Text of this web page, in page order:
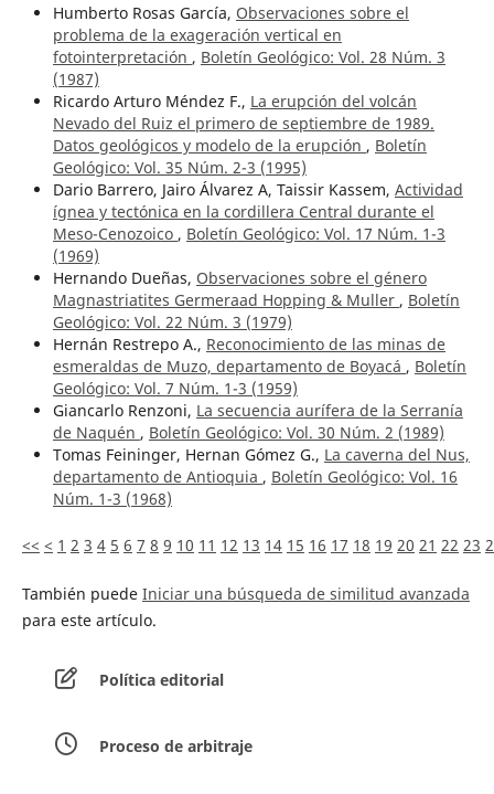
Humberto Rosas García, Observaciones sobre el
problema de la exageración vertical en
fotointerpretación , Boletín Geológico: Vol. 28 Núm. 3
(1987)
Ricardo Arturo Méndez F., La erupción del volcán
Nevado del Ruiz el primero de septiembre de 1989.
Datos geológicos y modelo de la erupción , Boletín
Geológico: Vol. 35 Núm. 2-3 (1995)
Dario Barrero, Jairo Álvarez A, Taissir Kassem, Actividad
ígnea y tectónica en la cordillera Central durante el
Meso-Cenozoico , Boletín Geológico: Vol. 17 Núm. 1-3
(1969)
Hernando Dueñas, Observaciones sobre el género
Magnastriatites Germeraad Hopping & Muller , Boletín
Geológico: Vol. 22 Núm. 3 (1979)
Hernán Restrepo A., Reconocimiento de las minas de
esmeraldas de Muzo, departamento de Boyacá , Boletín
Geológico: Vol. 7 Núm. 1-3 (1959)
Giancarlo Renzoni, La secuencia aurífera de la Serranía
de Naquén , Boletín Geológico: Vol. 30 Núm. 2 (1989)
Tomas Feininger, Hernan Gómez G., La caverna del Nus,
departamento de Antioquia , Boletín Geológico: Vol. 16
Núm. 1-3 (1968)
<< < 1 2 3 4 5 6 7 8 9 10 11 12 13 14 15 16 17 18 19 20 21 22 23
También puede Iniciar una búsqueda de similitud avanzada
para este artículo.
Política editorial
Proceso de arbitraje